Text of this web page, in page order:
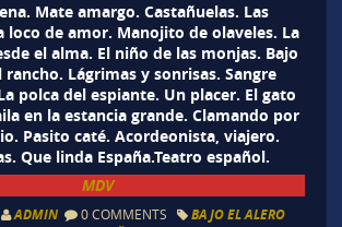
Mate amargo. Castañuelas. Las
loco de amor. Manojito de olaveles. La
el alma. El niño de las monjas. Bajo
Lágrimas y sonrisas. Sangre
polca del espiante. Un placer. El gato
en la estancia grande. Clamando por
Pasito caté. Acordeonista, viajero.
Que linda España.Teatro español.
MDV
ADMIN 0 COMMENTS
BAJO EL ALERO